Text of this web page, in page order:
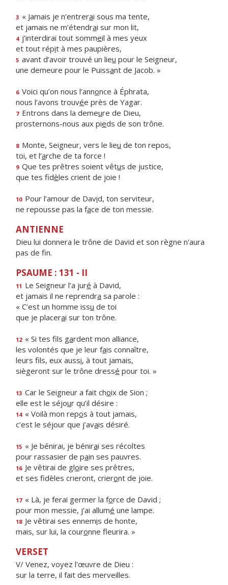
3 « Jamais je n’entrerai sous ma tente,
et jamais ne m’étendrai sur mon lit,
4 j’interdirai tout sommeil à mes yeux
et tout répit à mes paupières,
5 avant d’avoir trouvé un lieu pour le Seigneur,
une demeure pour le Puissant de Jacob. »
6 Voici qu’on nous l’annonce à Éphrata,
nous l’avons trouvée près de Yagar.
7 Entrons dans la demeure de Dieu,
prosternons-nous aux pieds de son trône.
8 Monte, Seigneur, vers le lieu de ton repos,
toi, et l’arche de ta force !
9 Que tes prêtres soient vêtus de justice,
que tes fidèles crient de joie !
10 Pour l’amour de David, ton serviteur,
ne repousse pas la face de ton messie.
ANTIENNE
Dieu lui donnera le trône de David et son règne n'aura
pas de fin.
PSAUME : 131 - II
11 Le Seigneur l’a juré à David,
et jamais il ne reprendra sa parole :
« C’est un homme issu de toi
que je placerai sur ton trône.
12 « Si tes fils gardent mon alliance,
les volontés que je leur fais connaître,
leurs fils, eux aussi, à tout jamais,
siègeront sur le trône dressé pour toi. »
13 Car le Seigneur a fait choix de Sion ;
elle est le séjour qu’il désire :
14 « Voilà mon repos à tout jamais,
c’est le séjour que j’avais désiré.
15 « Je bénirai, je bénirai ses récoltes
pour rassasier de pain ses pauvres.
16 Je vêtirai de gloire ses prêtres,
et ses fidèles crieront, crieront de joie.
17 « Là, je ferai germer la force de David ;
pour mon messie, j’ai allumé une lampe.
18 Je vêtirai ses ennemis de honte,
mais, sur lui, la couronne fleurira. »
VERSET
V/ Venez, voyez l'œuvre de Dieu :
sur la terre, il fait des merveilles.